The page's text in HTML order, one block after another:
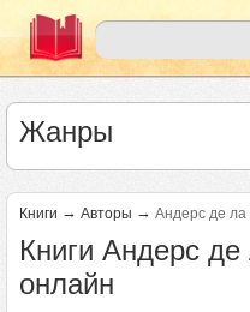
Жанры
Книги → Авторы → Андерс де
Книги Андерс
онлайн